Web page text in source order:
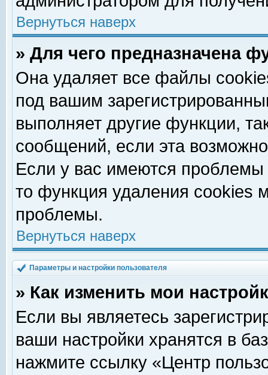
Вернуться наверх
» Для чего предназначена
Она удаляет все файлы
под вашим
выполняет другие функции,
сообщений, если эта
Если у вас имеются
то функция удаления cookies
проблемы.
Вернуться наверх
Параметры и настройки пользователя
» Как изменить мои
Если вы являетесь
ваши настройки хранятся в
нажмите ссылку «Центр